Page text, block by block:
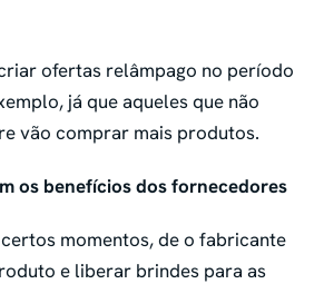
ofertas relâmpago no período
já que aqueles que não
vão comprar mais produtos.
os benefícios dos fornecedores
momentos, de o fabricante
e liberar brindes para as